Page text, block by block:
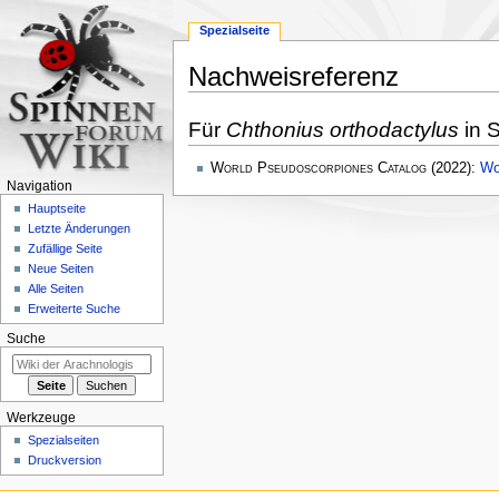
Nachweisreferenz
Navigation
springen
Suche
springen
Für Chthonius orthodactylus in
World Pseudoscorpiones Catalog(2022):
Spezialseite
Navigation
Hauptseite
Letzte Änderungen
Zufällige Seite
Neue Seiten
Alle Seiten
Erweiterte Suche
Suche
Werkzeuge
Spezialseiten
Druckversion